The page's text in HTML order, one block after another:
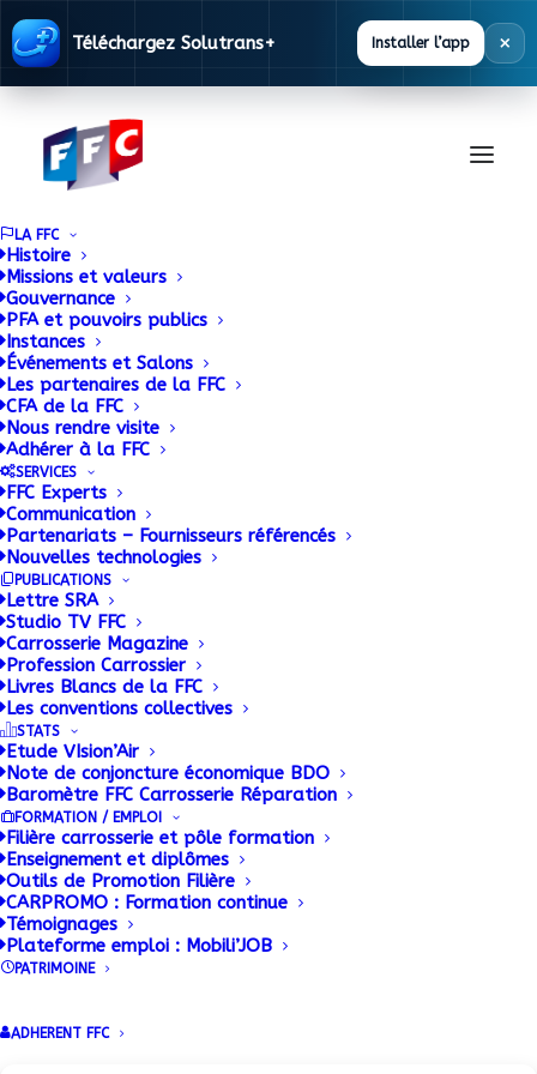
Téléchargez Solutrans+ Installer l’app ×
LA FFC
Histoire
Missions et valeurs
Gouvernance
PFA et pouvoirs publics
Instances
Événements et Salons
Les partenaires de la FFC
CFA de la FFC
Nous rendre visite
Adhérer à la FFC
SERVICES
FFC Experts
Communication
Partenariats – Fournisseurs référencés
Nouvelles technologies
PUBLICATIONS
Lettre SRA
Studio TV FFC
Carrosserie Magazine
Profession Carrossier
Livres Blancs de la FFC
Les conventions collectives
STATS
Etude VIsion’Air
Note de conjoncture économique BDO
Baromètre FFC Carrosserie Réparation
FORMATION / EMPLOI
Filière carrosserie et pôle formation
Enseignement et diplômes
Outils de Promotion Filière
CARPROMO : Formation continue
Témoignages
Plateforme emploi : Mobili’JOB
PATRIMOINE
ADHERENT FFC
DURISOTTI : Des
innovations majeures
dévoilées à
SOLUTRANS
29 OCTOBRE 2015 | BYADMIN
Durisotti, groupe industriel de dimension
internationale implanté depuis 60 ans dans le Pas-
de-Calais, est depuis toujours sous-traitant des
grands constructeurs d’automobiles et de véhicules
utilitaires légers. Durisotti effectue chaque année
plus de 25 000 transformations de véhicules
utilitaires ou d’entreprise.